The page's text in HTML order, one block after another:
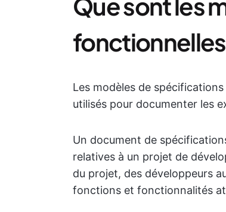
Les modèles de
utilisés pour documenter les
Un document de
relatives à un projet de
du projet, des développeurs
fonctions et fonctionnalités